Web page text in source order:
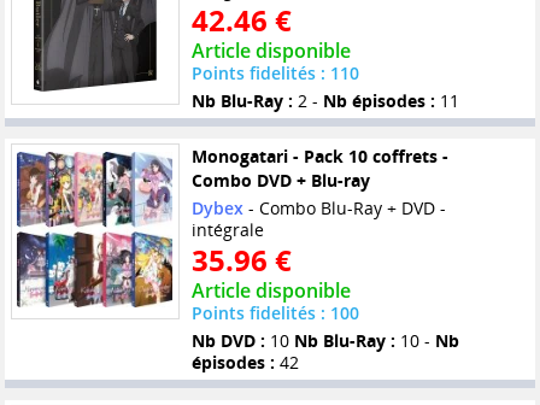
42.46 €
Article disponible
Points fidelités : 110
Nb Blu-Ray : 2 - Nb épisodes : 11
Monogatari - Pack 10 coffrets -
Combo DVD + Blu-ray
Dybex- Combo Blu-Ray + DVD -
intégrale
35.96 €
Article disponible
Points fidelités : 100
Nb DVD : 10 Nb Blu-Ray : 10 - Nb
épisodes : 42